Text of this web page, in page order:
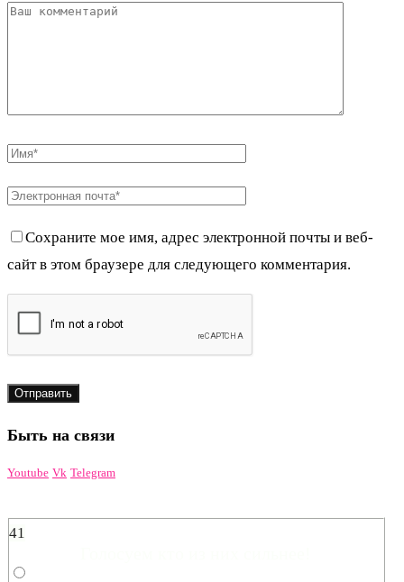
Сохраните мое имя, адрес электронной почты и веб-
сайт в этом браузере для следующего комментария.
Быть на связи
Youtube Vk Telegram
41